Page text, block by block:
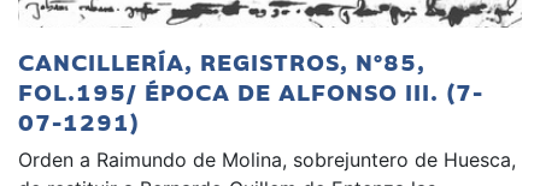
CANCILLERÍA, REGISTROS, Nº85,
FOL.195/ ÉPOCA DE ALFONSO III. (7-
07-1291)
Orden a Raimundo de Molina, sobrejuntero de Huesca,